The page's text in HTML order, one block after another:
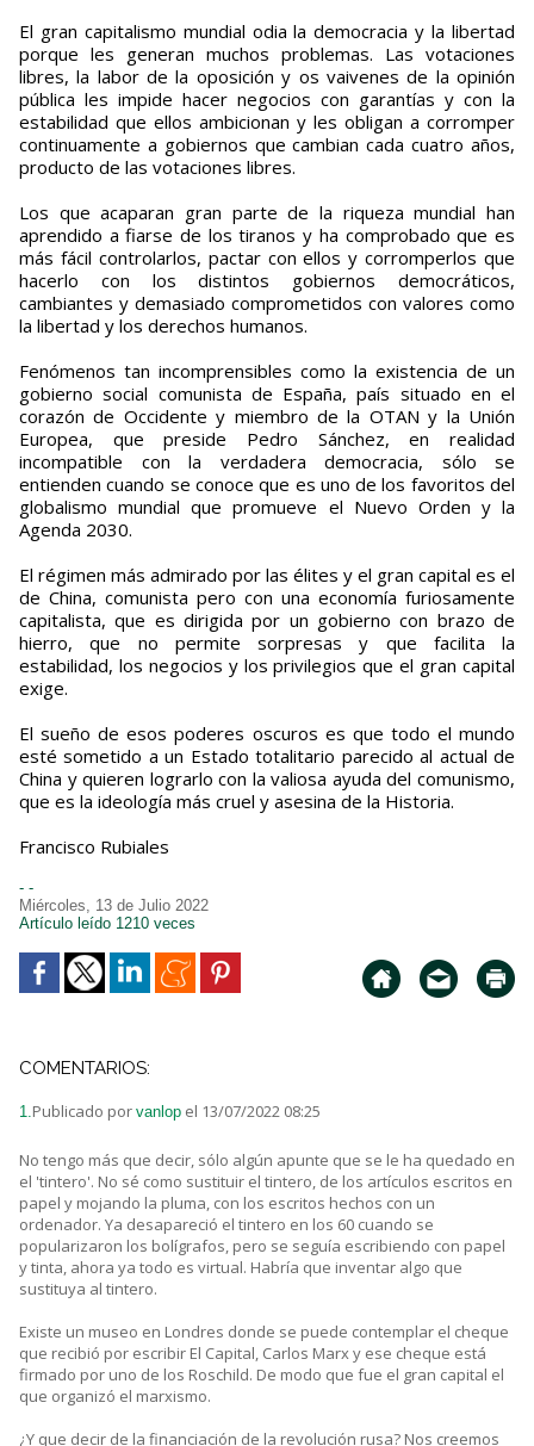
El gran capitalismo mundial odia la democracia y la libertad
porque les generan muchos problemas. Las votaciones
libres, la labor de la oposición y os vaivenes de la opinión
pública les impide hacer negocios con garantías y con la
estabilidad que ellos ambicionan y les obligan a corromper
continuamente a gobiernos que cambian cada cuatro años,
producto de las votaciones libres.
Los que acaparan gran parte de la riqueza mundial han
aprendido a fiarse de los tiranos y ha comprobado que es
más fácil controlarlos, pactar con ellos y corromperlos que
hacerlo con los distintos gobiernos democráticos,
cambiantes y demasiado comprometidos con valores como
la libertad y los derechos humanos.
Fenómenos tan incomprensibles como la existencia de un
gobierno social comunista de España, país situado en el
corazón de Occidente y miembro de la OTAN y la Unión
Europea, que preside Pedro Sánchez, en realidad
incompatible con la verdadera democracia, sólo se
entienden cuando se conoce que es uno de los favoritos del
globalismo mundial que promueve el Nuevo Orden y la
Agenda 2030.
El régimen más admirado por las élites y el gran capital es el
de China, comunista pero con una economía furiosamente
capitalista, que es dirigida por un gobierno con brazo de
hierro, que no permite sorpresas y que facilita la
estabilidad, los negocios y los privilegios que el gran capital
exige.
El sueño de esos poderes oscuros es que todo el mundo
esté sometido a un Estado totalitario parecido al actual de
China y quieren lograrlo con la valiosa ayuda del comunismo,
que es la ideología más cruel y asesina de la Historia.
Francisco Rubiales
- -
Miércoles, 13 de Julio 2022
Artículo leído 1210 veces
COMENTARIOS:
1.Publicado por vanlop el 13/07/2022 08:25
No tengo más que decir, sólo algún apunte que se le ha quedado en
el 'tintero'. No sé como sustituir el tintero, de los artículos escritos en
papel y mojando la pluma, con los escritos hechos con un
ordenador. Ya desapareció el tintero en los 60 cuando se
popularizaron los bolígrafos, pero se seguía escribiendo con papel
y tinta, ahora ya todo es virtual. Habría que inventar algo que
sustituya al tintero.
Existe un museo en Londres donde se puede contemplar el cheque
que recibió por escribir El Capital, Carlos Marx y ese cheque está
firmado por uno de los Roschild. De modo que fue el gran capital el
que organizó el marxismo.
¿Y que decir de la financiación de la revolución rusa? Nos creemos